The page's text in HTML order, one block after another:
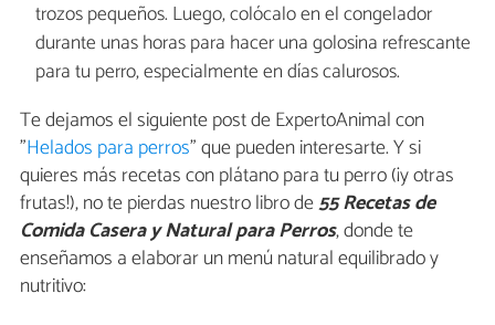
trozos pequeños. Luego, colócalo en el congelador
durante unas horas para hacer una golosina refrescante
para tu perro, especialmente en días calurosos.
Te dejamos el siguiente post de ExpertoAnimal con
"Helados para perros" que pueden interesarte. Y si
quieres más recetas con plátano para tu perro (¡y otras
frutas!), no te pierdas nuestro libro de55 Recetas de
Comida Casera y Natural para Perros, donde te
enseñamos a elaborar un menú natural equilibrado y
nutritivo: